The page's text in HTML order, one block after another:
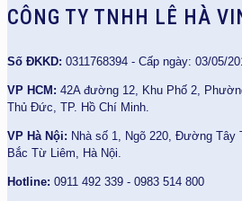
CÔNG TY TNHH LÊ HÀ
Số ĐKKD: 0311768394 - Cấp ngày: 03/05/
VP HCM: 42A đường 12, Khu Phố 2,
Thủ Đức, TP. Hồ Chí Minh.
VP Hà Nội: Nhà số 1, Ngõ 220, Đường
Bắc Từ Liêm, Hà Nội.
Hotline: 0911 492 339 - 0983 514 800